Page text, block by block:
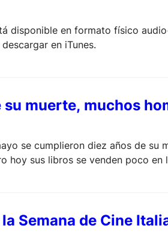
disponible en formato físico
en iTunes.
muerte, muchos
se cumplieron diez años de su
hoy sus libros se venden poco
Semana de Cine